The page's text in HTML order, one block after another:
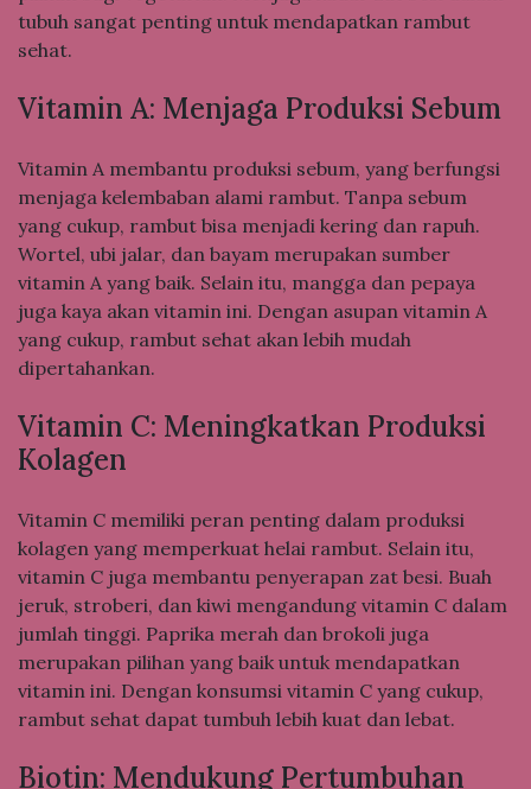
tubuh sangat penting untuk mendapatkan rambut
sehat.
Vitamin A: Menjaga Produksi Sebum
Vitamin A membantu produksi sebum, yang berfungsi
menjaga kelembaban alami rambut. Tanpa sebum
yang cukup, rambut bisa menjadi kering dan rapuh.
Wortel, ubi jalar, dan bayam merupakan sumber
vitamin A yang baik. Selain itu, mangga dan pepaya
juga kaya akan vitamin ini. Dengan asupan vitamin A
yang cukup, rambut sehat akan lebih mudah
dipertahankan.
Vitamin C: Meningkatkan Produksi
Kolagen
Vitamin C memiliki peran penting dalam produksi
kolagen yang memperkuat helai rambut. Selain itu,
vitamin C juga membantu penyerapan zat besi. Buah
jeruk, stroberi, dan kiwi mengandung vitamin C dalam
jumlah tinggi. Paprika merah dan brokoli juga
merupakan pilihan yang baik untuk mendapatkan
vitamin ini. Dengan konsumsi vitamin C yang cukup,
rambut sehat dapat tumbuh lebih kuat dan lebat.
Biotin: Mendukung Pertumbuhan